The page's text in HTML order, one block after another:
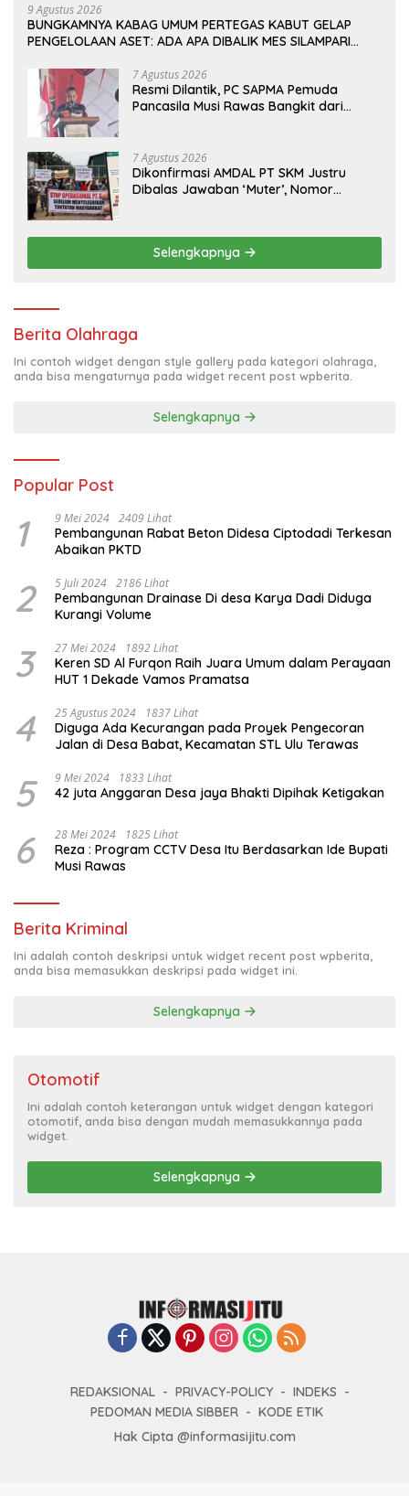
9 Agustus 2026
BUNGKAMNYA KABAG UMUM PERTEGAS KABUT GELAP
PENGELOLAAN ASET: ADA APA DIBALIK MES SILAMPARI
7 Agustus 2026
Resmi Dilantik, PC SAPMA Pemuda
Pancasila Musi Rawas Bangkit dari
7 Agustus 2026
Dikonfirmasi AMDAL PT SKM Justru
Dibalas Jawaban ‘Muter’, Nomor
Selengkapnya
Berita Olahraga
Ini contoh widget dengan style gallery pada kategori olahraga,
anda bisa mengaturnya pada widget recent post wpberita.
Selengkapnya
Popular Post
1 9 Mei 2024 2409 Lihat
Pembangunan Rabat Beton Didesa Ciptodadi Terkesan
Abaikan PKTD
2 5 Juli 2024 2186 Lihat
Pembangunan Drainase Di desa Karya Dadi Diduga
Kurangi Volume
3 27 Mei 2024 1892 Lihat
Keren SD Al Furqon Raih Juara Umum dalam Perayaan
HUT 1 Dekade Vamos Pramatsa
4 25 Agustus 2024 1837 Lihat
Diguga Ada Kecurangan pada Proyek Pengecoran
Jalan di Desa Babat, Kecamatan STL Ulu Terawas
5 9 Mei 2024 1833 Lihat
42 juta Anggaran Desa jaya Bhakti Dipihak Ketigakan
6 28 Mei 2024 1825 Lihat
Reza : Program CCTV Desa Itu Berdasarkan Ide Bupati
Musi Rawas
Berita Kriminal
Ini adalah contoh deskripsi untuk widget recent post wpberita,
anda bisa memasukkan deskripsi pada widget ini.
Selengkapnya
Otomotif
Ini adalah contoh keterangan untuk widget dengan kategori
otomotif, anda bisa dengan mudah memasukkannya pada
widget.
Selengkapnya
REDAKSIONAL PRIVACY-POLICY
INDEKS
PEDOMAN MEDIA SIBBER
KODE ETIK
Hak Cipta @informasijitu.com